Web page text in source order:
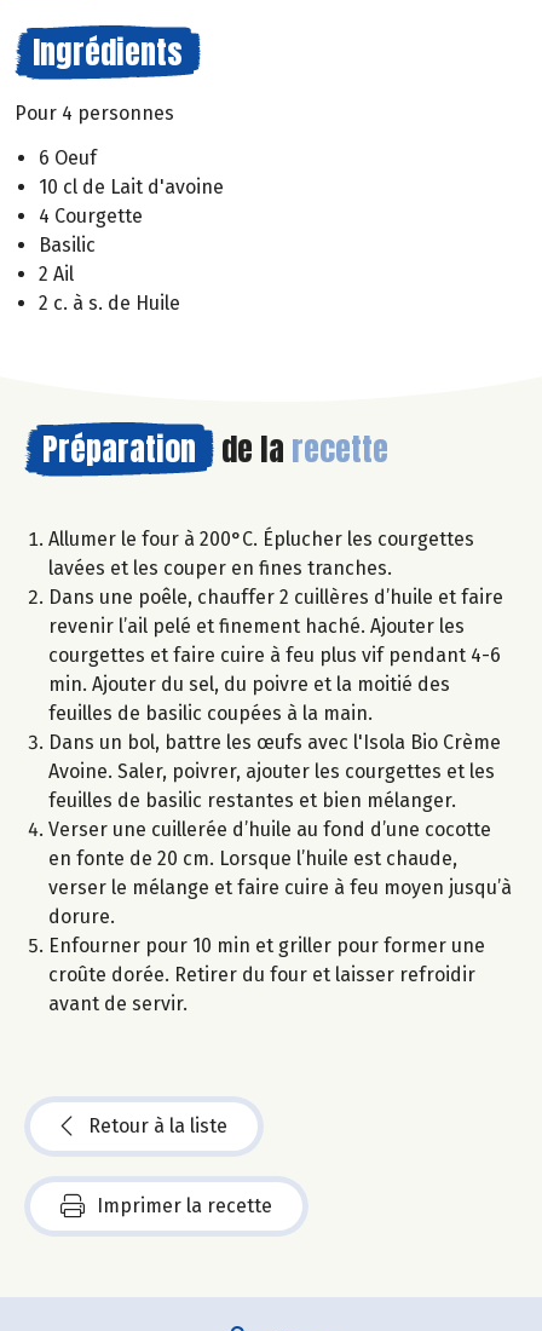
Ingrédients
Pour 4 personnes
6 Oeuf
10 cl de Lait d'avoine
4 Courgette
Basilic
2 Ail
2 c. à s. de Huile
Préparation de la recette
Allumer le four à 200°C. Éplucher les courgettes
lavées et les couper en fines tranches.
Dans une poêle, chauffer 2 cuillères d’huile et faire
revenir l’ail pelé et finement haché. Ajouter les
courgettes et faire cuire à feu plus vif pendant 4-6
min. Ajouter du sel, du poivre et la moitié des
feuilles de basilic coupées à la main.
Dans un bol, battre les œufs avec l'Isola Bio Crème
Avoine. Saler, poivrer, ajouter les courgettes et les
feuilles de basilic restantes et bien mélanger.
Verser une cuillerée d’huile au fond d’une cocotte
en fonte de 20 cm. Lorsque l’huile est chaude,
verser le mélange et faire cuire à feu moyen jusqu’à
dorure.
Enfourner pour 10 min et griller pour former une
croûte dorée. Retirer du four et laisser refroidir
avant de servir.
Retour à la liste
Imprimer la recette